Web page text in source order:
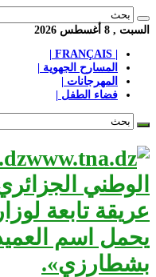
السبت , 8 أغسطس 2026
المسارح الجهوية |
المهرجانات |
فضاء الطفل |
الوطني
عريقة تابعة
يحمل اسم
بشطارزي».